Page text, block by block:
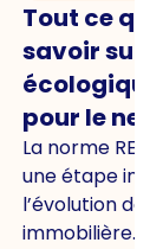
Tout ce
savoir sur
écologique
pour le
La norme
une étape
l’évolution de
immobilière.